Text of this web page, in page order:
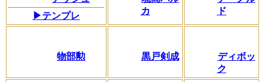
▶テンプレ
カ
ド
物部勲 黒戸剣成
ディボッ
ク